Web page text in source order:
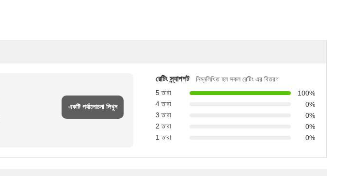
একটি পর্যালোচনা লিখুন
রেটিং স্ন্যাপশট
নিম্নলিখিত হল সকল রেটিং এর বিতরণ
5 তারা
100%
4 তারা
0%
3 তারা
0%
2 তারা
0%
1 তারা
0%